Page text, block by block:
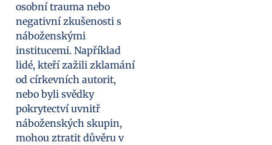
osobní trauma nebo
negativní zkušenosti s
náboženskými
institucemi. Například
lidé, kteří zažili zklamání
od církevních autorit,
nebo byli svědky
pokrytectví uvnitř
náboženských skupin,
mohou ztratit důvěru v